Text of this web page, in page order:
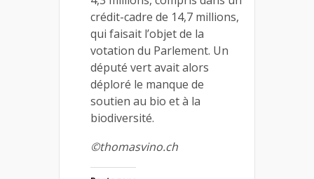
crédit-cadre de 14,7 millions,
qui faisait l’objet de la
votation du Parlement. Un
député vert avait alors
déploré le manque de
soutien au bio et à la
biodiversité.
©thomasvino.ch